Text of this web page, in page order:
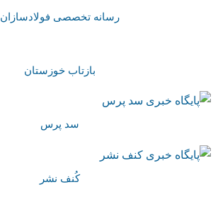
رسانه تخصصی فولادسازان
بازتاب خوزستان
سد پرس
کُنف نشر